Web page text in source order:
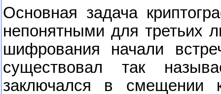
Основная задача
непонятными для третьих
шифрования начали
существовал так
заключался в смещении